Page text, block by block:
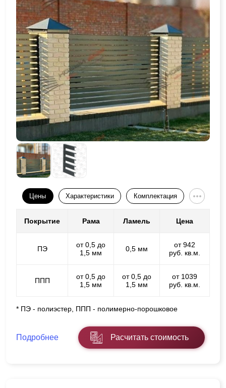
Цены Характеристики Комплектация
Покрытие Рама Ламель Цена
ПЭ
от 0,5 до
1,5 мм
0,5 мм
от 942
руб. кв.м.
ППП
от 0,5 до
1,5 мм
от 0,5 до
1,5 мм
от 1039
руб. кв.м.
* ПЭ - полиэстер, ППП - полимерно-порошковое
Подробнее Расчитать стоимость